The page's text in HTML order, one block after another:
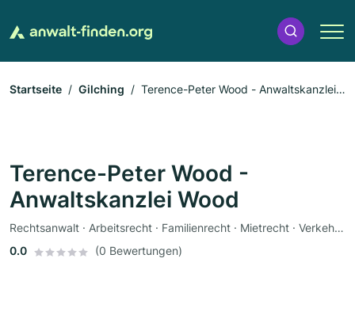
Startseite Gilching
Terence-Peter Wood - Anwaltskanzlei
Terence-Peter Wood -
Anwaltskanzlei Wood
Rechtsanwalt · Arbeitsrecht · Familienrecht · Mietrecht · Verkehrsrecht
0.0
(0 Bewertungen)